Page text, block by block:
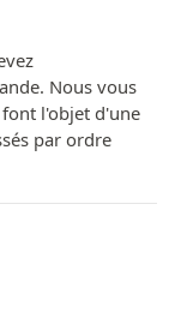
Nous vous
l'objet d'une
par ordre